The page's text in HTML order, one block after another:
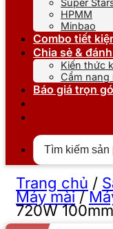
Super
HPMM
Minbao
Combo tiết
Chia sẻ &
Kiến thức
Cẩm nang
Báo giá trọn
Trang chủ /
Máy mài/
720W